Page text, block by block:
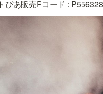
ぴあ販売Pコード : P556328